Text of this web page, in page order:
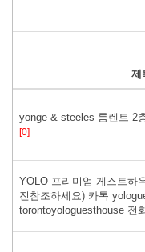
제
yonge & steeles 룸렌트 2
[0]
YOLO 프리미엄 게스트하
진참조하세요) 카톡
torontoyologuesthouse 전